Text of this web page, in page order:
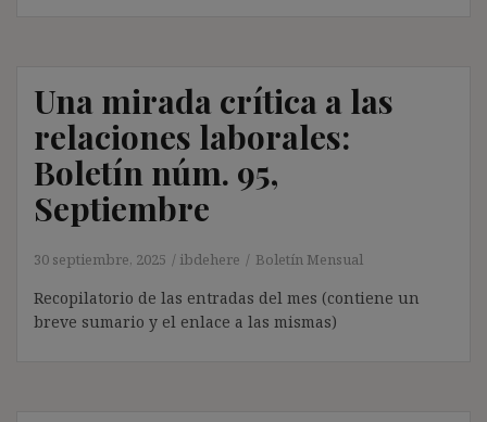
Una mirada crítica a las
relaciones laborales:
Boletín núm. 95,
Septiembre
30 septiembre, 2025 ibdehere Boletín Mensual
Recopilatorio de las entradas del mes (contiene un
breve sumario y el enlace a las mismas)